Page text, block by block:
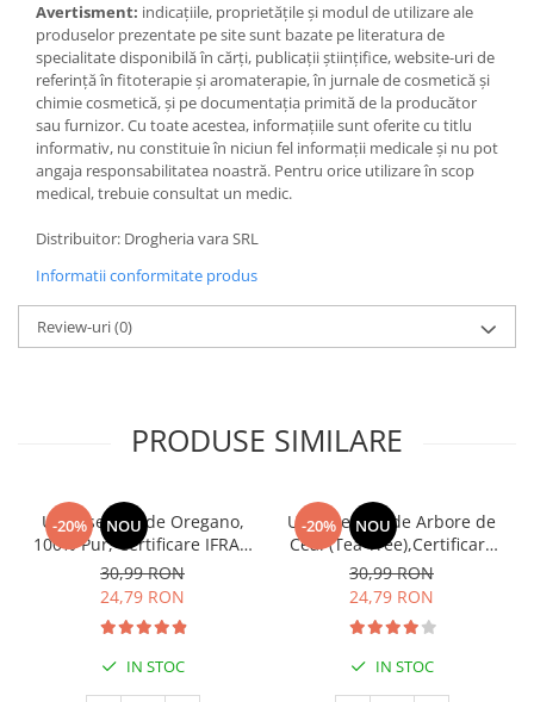
Avertisment: indicațiile, proprietățile și modul de utilizare ale
produselor prezentate pe site sunt bazate pe literatura de
specialitate disponibilă în cărți, publicații științifice, website-uri de
referință în fitoterapie și aromaterapie, în jurnale de cosmetică și
chimie cosmetică, și pe documentația primită de la producător
sau furnizor. Cu toate acestea, informațiile sunt oferite cu titlu
informativ, nu constituie în niciun fel informații medicale și nu pot
angaja responsabilitatea noastră. Pentru orice utilizare în scop
medical, trebuie consultat un medic.
Distribuitor: Drogheria vara SRL
Informatii conformitate produs
Review-uri(0)
PRODUSE SIMILARE
-20% NOU
Ulei Esențial de Oregano,
100% Pur, Certificare IFRA –
Antiseptic Puternic,
Antiinfecțios și Antifungic
30,99 RON
24,79 RON
IN STOC
-20% NOU
Ulei Esential de Arbore de
Ceai (Tea Tree),Certificare
IFRA, 10ml(acnee, infectii
fungice, matreata, infectii
vaginale, hemoroizi)
30,99 RON
24,79 RON
IN STOC